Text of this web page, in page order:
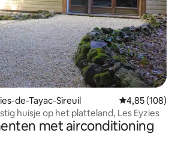
de-Tayac-Sireuil Gemiddelde
4,85 (108)
huisje op het platteland, Les Eyzies
met airconditioning